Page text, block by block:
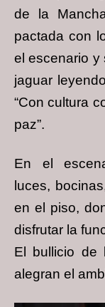
de la
pactada con
el escenario y
jaguar
“Con cultura
paz”.
En el
luces,
en el piso,
disfrutar la
El bullicio de
alegran el